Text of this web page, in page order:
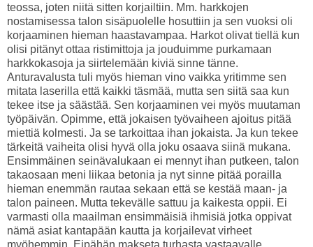
teossa, joten niitä sitten korjailtiin. Mm. harkkojen
nostamisessa talon sisäpuolelle hosuttiin ja sen vuoksi oli
korjaaminen hieman haastavampaa. Harkot olivat tiellä kun
olisi pitänyt ottaa ristimittoja ja jouduimme purkamaan
harkkokasoja ja siirtelemään kiviä sinne tänne.
Anturavalusta tuli myös hieman vino vaikka yritimme sen
mitata laserilla että kaikki täsmää, mutta sen siitä saa kun
tekee itse ja säästää. Sen korjaaminen vei myös muutaman
työpäivän. Opimme, että jokaisen työvaiheen ajoitus pitää
miettiä kolmesti. Ja se tarkoittaa ihan jokaista. Ja kun tekee
tärkeitä vaiheita olisi hyvä olla joku osaava siinä mukana.
Ensimmäinen seinävalukaan ei mennyt ihan putkeen, talon
takaosaan meni liikaa betonia ja nyt sinne pitää porailla
hieman enemmän rautaa sekaan että se kestää maan- ja
talon paineen. Mutta tekevälle sattuu ja kaikesta oppii. Ei
varmasti olla maailman ensimmäisiä ihmisiä jotka oppivat
nämä asiat kantapään kautta ja korjailevat virheet
myöhemmin. Eipähän makseta turhasta vastaavalle